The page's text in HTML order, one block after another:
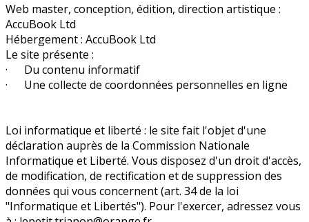
Web master, conception, édition, direction artistique :
AccuBook Ltd
Hébergement : AccuBook Ltd
Le site présente :
· Du contenu informatif
· Une collecte de coordonnées personnelles en ligne
Loi informatique et liberté : le site fait l'objet d'une
déclaration auprès de la Commission Nationale
Informatique et Liberté. Vous disposez d'un droit d'accès,
de modification, de rectification et de suppression des
données qui vous concernent (art. 34 de la loi
"Informatique et Libertés"). Pour l'exercer, adressez vous